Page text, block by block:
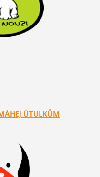
ÚTULKŮM